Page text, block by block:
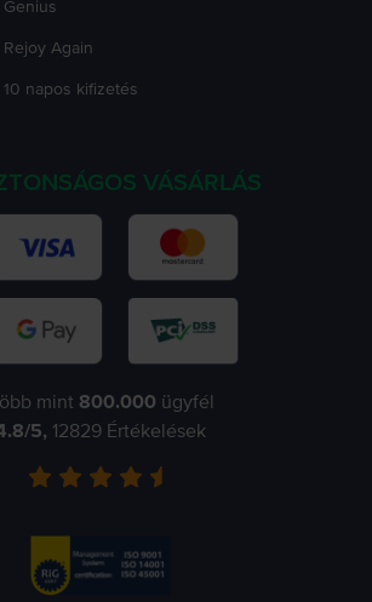
Genius
Rejoy Again
10 napos kifizetés
VÁSÁRLÁS
mint 800.000 ügyfél
/5, 12829 Értékelések